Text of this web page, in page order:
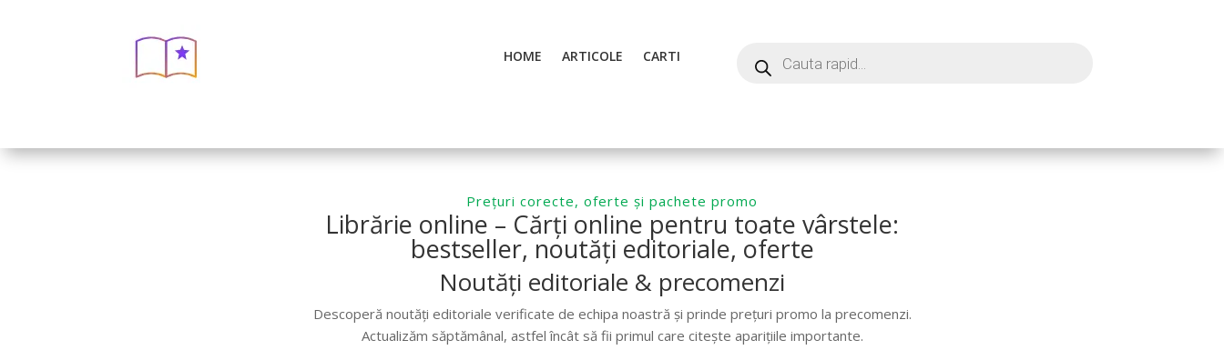
HOME ARTICOLE CARTI
Prețuri corecte, oferte și pachete promo
Librărie online – Cărți online pentru toate vârstele:
bestseller, noutăți editoriale, oferte
Noutăți editoriale & precomenzi
Descoperă noutăți editoriale verificate de echipa noastră și prinde prețuri promo la precomenzi.
Actualizăm săptămânal, astfel încât să fii primul care citește aparițiile importante.